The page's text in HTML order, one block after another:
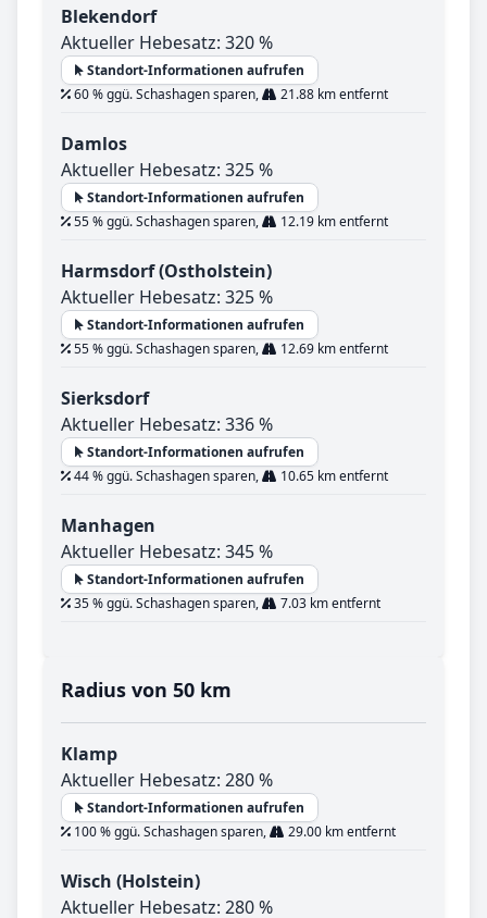
Blekendorf
Aktueller Hebesatz: 320 %
Standort-Informationen aufrufen
60 % ggü. Schashagen sparen,
21.88 km entfernt
Damlos
Aktueller Hebesatz: 325 %
Standort-Informationen aufrufen
55 % ggü. Schashagen sparen,
12.19 km entfernt
Harmsdorf (Ostholstein)
Aktueller Hebesatz: 325 %
Standort-Informationen aufrufen
55 % ggü. Schashagen sparen,
12.69 km entfernt
Sierksdorf
Aktueller Hebesatz: 336 %
Standort-Informationen aufrufen
44 % ggü. Schashagen sparen,
10.65 km entfernt
Manhagen
Aktueller Hebesatz: 345 %
Standort-Informationen aufrufen
35 % ggü. Schashagen sparen,
7.03 km entfernt
Radius von 50 km
Klamp
Aktueller Hebesatz: 280 %
Standort-Informationen aufrufen
100 % ggü. Schashagen sparen,
29.00 km entfernt
Wisch (Holstein)
Aktueller Hebesatz: 280 %